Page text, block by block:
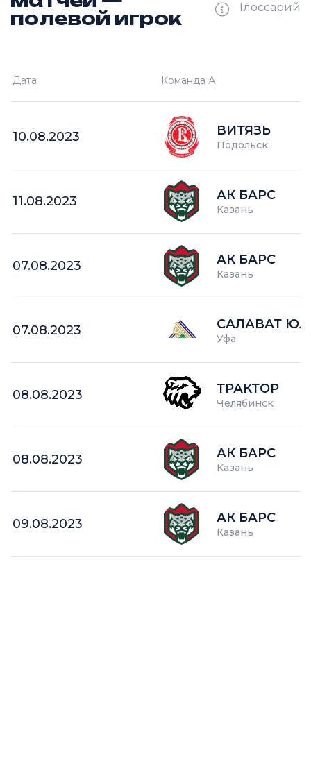
полевой игрок
Глоссарий
кол-во очков в турнире
Дата Команда А
10.08.2023 ВИТЯЗЬ
Подольск
11.08.2023 АК БАРС
Казань
07.08.2023 АК БАРС
Казань
07.08.2023 САЛАВАТ
Уфа
08.08.2023 ТРАКТОР
Челябинск
08.08.2023 АК БАРС
Казань
09.08.2023 АК БАРС
Казань